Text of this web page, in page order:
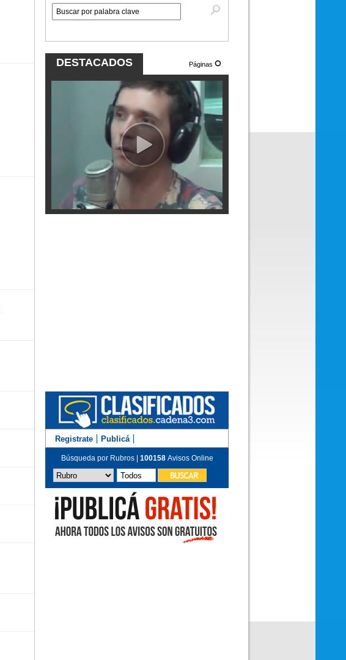
DESTACADOS Páginas
Diego Reinhold en los estudios de Cadena 3
Abel deleitó con sus canciones
Registrate Publicá
Búsqueda por Rubros | 100158 Avisos Online